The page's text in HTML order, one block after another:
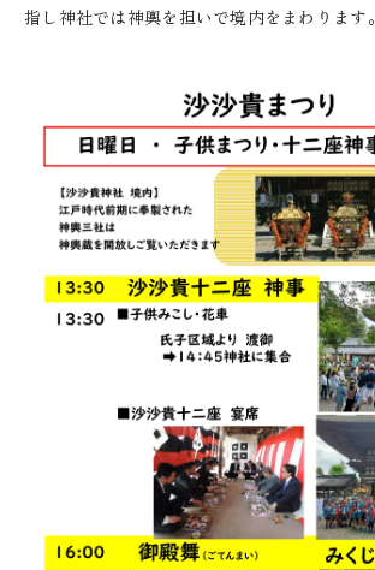
指し神社では神輿を担いで境内をまわります。